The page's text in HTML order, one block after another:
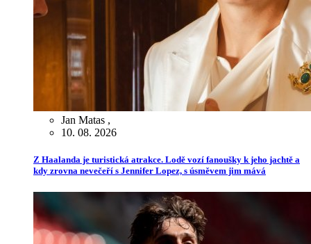
Jan Matas ,
10. 08. 2026
Z Haalanda je turistická atrakce. Lodě vozí fanoušky k jeho jachtě a
kdy zrovna nevečeří s Jennifer Lopez, s úsměvem jim mává